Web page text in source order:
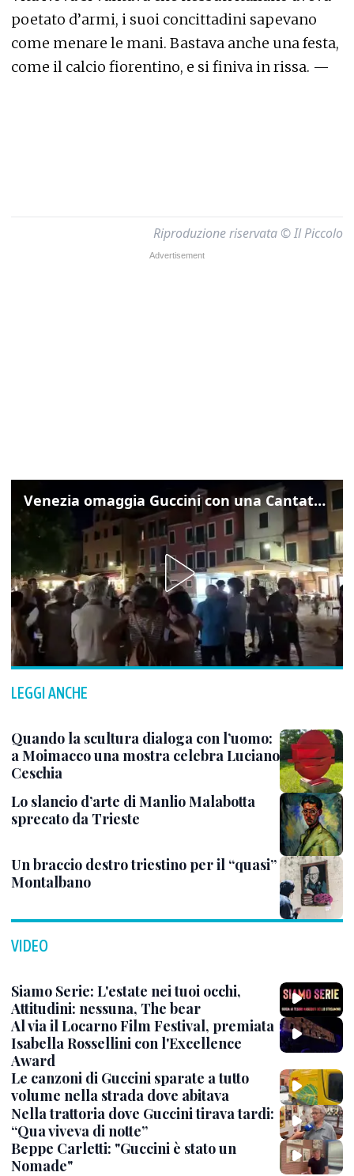
poetato d’armi, i suoi concittadini sapevano
come menare le mani. Bastava anche una festa,
come il calcio fiorentino, e si finiva in rissa. —
Riproduzione riservata © Il Piccolo
Venezia omaggia Guccini con una Cantata Anarchica in campo Santa Margherita
LEGGI ANCHE
Quando la scultura dialoga con l’uomo:
a Moimacco una mostra celebra Luciano
Ceschia
Lo slancio d’arte di Manlio Malabotta
sprecato da Trieste
Un braccio destro triestino per il “quasi”
Montalbano
VIDEO
Siamo Serie: L'estate nei tuoi occhi,
Attitudini: nessuna, The bear
Al via il Locarno Film Festival, premiata
Isabella Rossellini con l'Excellence
Award
Le canzoni di Guccini sparate a tutto
volume nella strada dove abitava
Nella trattoria dove Guccini tirava tardi:
“Qua viveva di notte”
Beppe Carletti: "Guccini è stato un
Nomade"